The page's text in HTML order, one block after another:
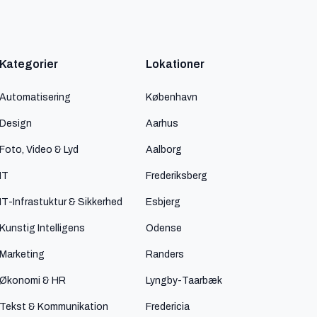
Kategorier
Automatisering
Design
Foto, Video & Lyd
IT
IT-Infrastuktur & Sikkerhed
Kunstig Intelligens
Marketing
Økonomi & HR
Tekst & Kommunikation
Lokationer
København
Aarhus
Aalborg
Frederiksberg
Esbjerg
Odense
Randers
Lyngby-Taarbæk
Fredericia